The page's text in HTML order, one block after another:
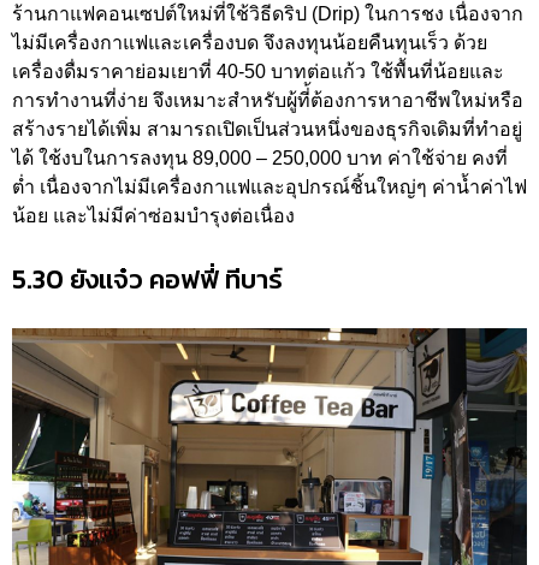
ร้านกาแฟคอนเซปต์ใหม่ที่ใช้วิธีดริป (Drip) ในการชง เนื่องจาก
ไม่มีเครื่องกาแฟและเครื่องบด จึงลงทุนน้อยคืนทุนเร็ว ด้วย
เครื่องดื่มราคาย่อมเยาที่ 40-50 บาทต่อแก้ว ใช้พื้นที่น้อยและ
การทำงานที่ง่าย จึงเหมาะสำหรับผู้ที่้ต้องการหาอาชีพใหม่หรือ
สร้างรายได้เพิ่ม สามารถเปิดเป็นส่วนหนึ่งของธุรกิจเดิมที่ทำอยู่
ได้ ใช้งบในการลงทุน 89,000 – 250,000 บาท ค่าใช้จ่าย คงที่
ต่ำ เนื่องจากไม่มีเครื่องกาแฟและอุปกรณ์ชิ้นใหญ่ๆ ค่าน้ำค่าไฟ
น้อย และไม่มีค่าซ่อมบำรุงต่อเนื่อง
5.30 ยังแจ๋ว คอฟฟี่ ทีบาร์